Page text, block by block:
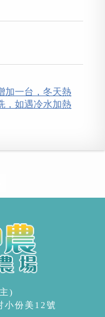
加一台，冬天熱
，如遇冷水加熱
)
小份美12號